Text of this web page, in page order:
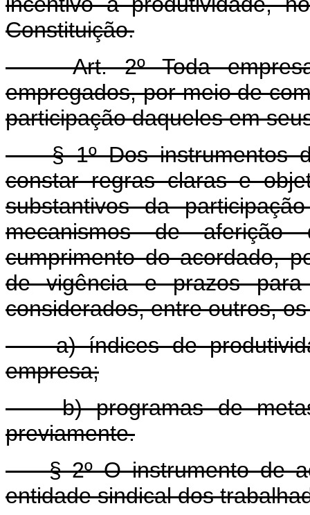
Constituição.
Art. 2º Toda empresa
empregados, por meio de
participação daqueles em
§ 1º Dos instrumentos
constar regras claras e
substantivos da
mecanismos de aferição
cumprimento do acordado,
de vigência e prazos
considerados, entre outros,
a) índices de
empresa;
b) programas de metas,
previamente.
§ 2º O instrumento de
entidade sindical dos